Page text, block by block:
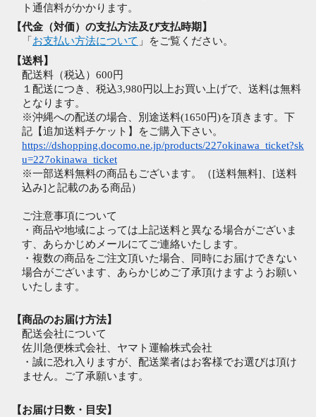
ト通信料がかかります。
【代金（対価）の支払方法及び支払時期】
「 お支払い方法について 」をご覧ください。
【送料】
配送料（税込）600円
１配送につき、税込3,980円以上お買い上げで、送料は無料
となります。
※沖縄への配送の場合、別途送料(1650円)を頂きます。下
記【追加送料チケット】をご購入下さい。
https://dshopping.docomo.ne.jp/products/227okinawa_ticket?sk
u=227okinawa_ticket
※一部送料無料の商品もございます。（[送料無料]、[送料
込み]と記載のある商品）
ご注意事項について
・商品や地域によっては上記送料と異なる場合がございま
す、あらかじめメールにてご連絡いたします。
・複数の商品をご注文頂いた場合、同時にお届けできない
場合がございます、あらかじめご了承頂けますようお願い
いたします。
【商品のお届け方法】
配送会社について
佐川急便株式会社、ヤマト運輸株式会社
・誠に恐れ入りますが、配送業者はお客様でお選びは頂け
ません。ご了承願います。
【お届け日数・目安】